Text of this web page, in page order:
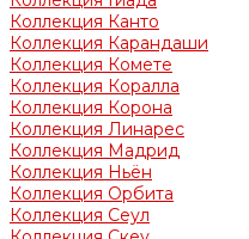
Коллекция Канто
Коллекция Карандаши
Коллекция Комете
Коллекция Коралла
Коллекция Корона
Коллекция Линарес
Коллекция Мадрид
Коллекция Ньён
Коллекция Орбита
Коллекция Сеул